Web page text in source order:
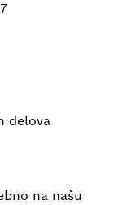
delova
na našu